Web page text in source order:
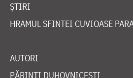
ȘTIRI
HRAMUL SFINTEI CUVIOASE
AUTORI
PĂRINȚI DUHOVNICEȘTI